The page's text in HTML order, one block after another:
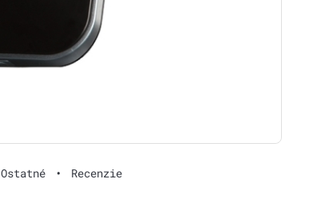
Ostatné • Recenzie